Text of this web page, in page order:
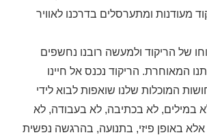
מעודנות ומתערסלים בדרכנו לאוויר
של הריקוד ולמעשה רובנו נחשפים
המאוחרת. הריקוד נכנס אל חיינו
המוכלות שלנו שואפות לבוא לידי
לא במילים, לא בכתיבה, לא בעבודה, לא
באופן פיזי, בתנועה, בהרגשה נפשית